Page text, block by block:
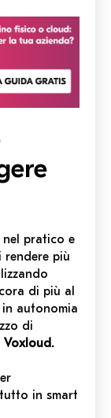
nel pratico e
rendere più
di più al
autonomia
di
in smart